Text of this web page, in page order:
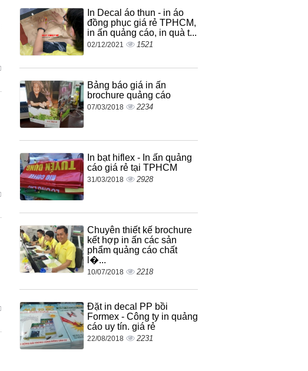
In Decal áo thun - in áo
đồng phục giá rẻ TPHCM,
in ấn quảng cáo, in quà t...
02/12/2021 1521
Bảng báo giá in ấn
brochure quảng cáo
07/03/2018 2234
In bạt hiflex - In ấn quảng
cáo giá rẻ tại TPHCM
31/03/2018 2928
Chuyên thiết kế brochure
kết hợp in ấn các sản
phẩm quảng cáo chất
l�...
10/07/2018 2218
Đặt in decal PP bồi
Formex - Công ty in quảng
cáo uy tín. giá rẻ
22/08/2018 2231